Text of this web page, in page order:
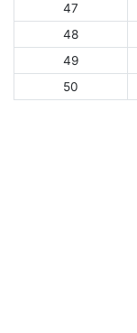
47
48
49
50